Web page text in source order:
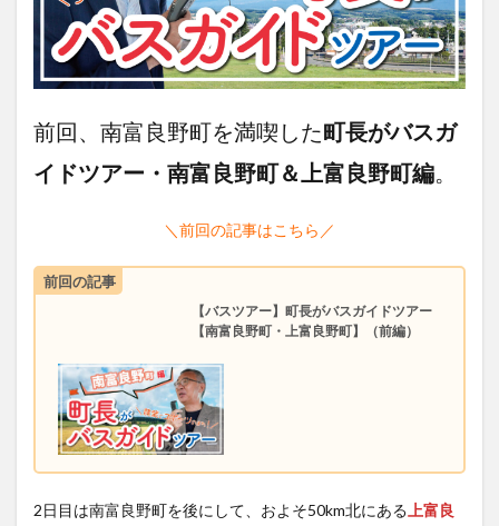
前回、南富良野町を満喫した町長がバスガ
イドツアー・南富良野町＆上富良野町編。
＼前回の記事はこちら／
前回の記事
【バスツアー】町長がバスガイドツアー
【南富良野町・上富良野町】（前編）
2日目は南富良野町を後にして、およそ50km北にある 上富良